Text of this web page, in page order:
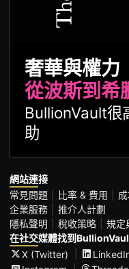
奢華與權力
從波斯到希
BullionVault很
助
網站連接
常見問題
比率 & 費用
企業服務
推介人計劃
隱私聲明
稅收策略 規定
在社交媒體找到
X (Twitter)